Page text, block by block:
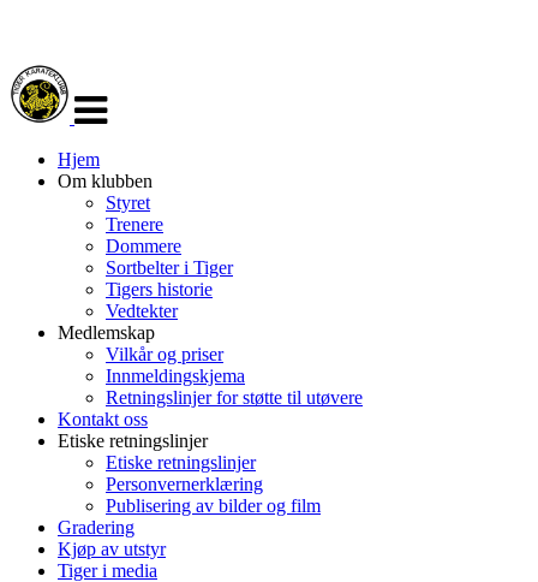
navigasjon
Hjem
Om klubben
Styret
Trenere
Dommere
Sortbelter i Tiger
Tigers historie
Vedtekter
Medlemskap
Vilkår og priser
Innmeldingskjema
Retningslinjer for støtte til utøvere
Kontakt oss
Etiske retningslinjer
Etiske retningslinjer
Personvernerklæring
Publisering av bilder og film
Gradering
Kjøp av utstyr
Tiger i media